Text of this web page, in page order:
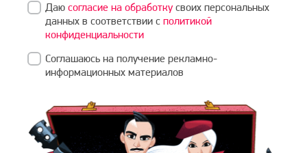
Даю согласие на обработкусвоих персональных
данных в соответствии с политикой
конфиденциальности
Соглашаюсь на получение рекламно-
информационных материалов